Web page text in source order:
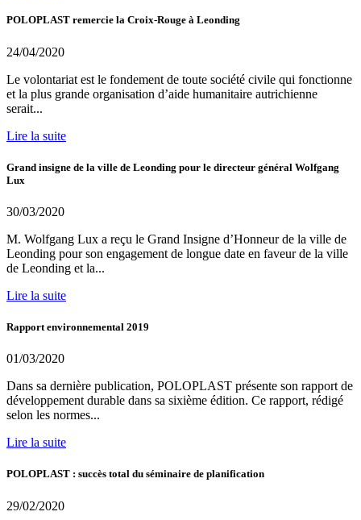
POLOPLAST remercie la Croix-Rouge à Leonding
24/04/2020
Le volontariat est le fondement de toute société civile qui fonctionne
et la plus grande organisation d’aide humanitaire autrichienne
serait...
Lire la suite
Grand insigne de la ville de Leonding pour le directeur général Wolfgang
Lux
30/03/2020
M. Wolfgang Lux a reçu le Grand Insigne d’Honneur de la ville de
Leonding pour son engagement de longue date en faveur de la ville
de Leonding et la...
Lire la suite
Rapport environnemental 2019
01/03/2020
Dans sa dernière publication, POLOPLAST présente son rapport de
développement durable dans sa sixième édition. Ce rapport, rédigé
selon les normes...
Lire la suite
POLOPLAST : succès total du séminaire de planification
29/02/2020